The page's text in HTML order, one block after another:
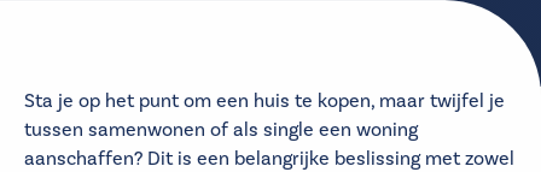
Sta je op het punt om een huis te kopen, maar twijfel je
tussen samenwonen of als single een woning
aanschaffen? Dit is een belangrijke beslissing met zowel